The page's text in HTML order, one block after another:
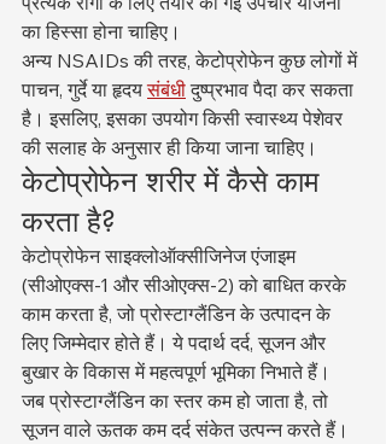
का हिस्सा होना चाहिए।
अन्य NSAIDs की तरह, केटोप्रोफेन कुछ लोगों में
पाचन, गुर्दे या हृदय संबंधी दुष्प्रभाव पैदा कर सकता
है। इसलिए, इसका उपयोग किसी स्वास्थ्य पेशेवर
की सलाह के अनुसार ही किया जाना चाहिए।
केटोप्रोफेन शरीर में कैसे काम
करता है?
केटोप्रोफेन साइक्लोऑक्सीजिनेज एंजाइम
(सीओएक्स-1 और सीओएक्स-2) को बाधित करके
काम करता है, जो प्रोस्टाग्लैंडिन के उत्पादन के
लिए जिम्मेदार होते हैं। ये पदार्थ दर्द, सूजन और
बुखार के विकास में महत्वपूर्ण भूमिका निभाते हैं।
जब प्रोस्टाग्लैंडिन का स्तर कम हो जाता है, तो
सूजन वाले ऊतक कम दर्द संकेत उत्पन्न करते हैं।